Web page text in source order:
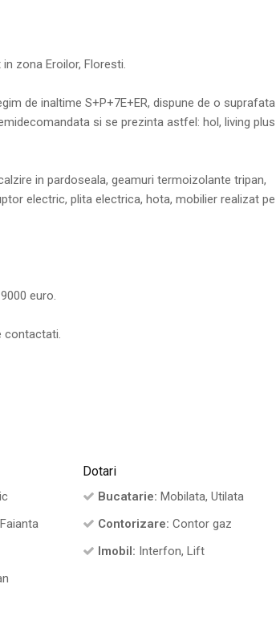
zona Eroilor, Floresti.
de inaltime S+P+7E+ER, dispune de o suprafata
si se prezinta astfel: hol, living plus
in pardoseala, geamuri termoizolante tripan,
electric, plita electrica, hota, mobilier realizat pe
euro.
contactati.
Dotari
Bucatarie: Mobilata, Utilata
Contorizare: Contor gaz
Imobil: Interfon, Lift